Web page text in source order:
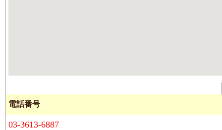
電話番号
03-3613-6887